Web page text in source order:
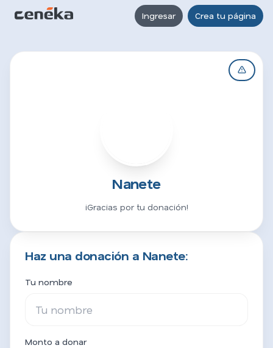
Ingresar Crea tu página
Nanete
¡Gracias por tu donación!
Haz una donación a Nanete:
Tu nombre
Monto a donar